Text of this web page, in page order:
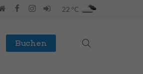
22 °C
Buchen